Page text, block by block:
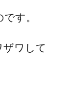
す。
ザワして